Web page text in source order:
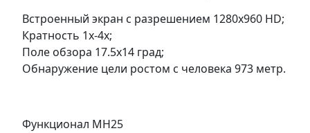
Встроенный экран с разрешением 1280х960 HD;
Кратность 1х-4х;
Поле обзора 17.5х14 град;
Обнаружение цели ростом с человека 973 метр.
Функционал MH25